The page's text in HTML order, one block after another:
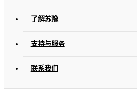
了解苏豫
支持与服务
联系我们